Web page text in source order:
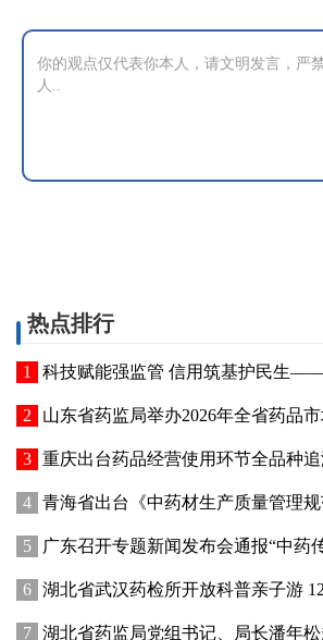
热点排行
科技赋能强监管 信用筑基护民生——山东冠县以智能管控提
山东省药监局举办2026年全省药品
重庆出台药品经营使用环节全品种追溯
青海省出台《中药材生产质量管理规范工作细则》 全
广东召开专题新闻发布会通报“中药传
湖北省武汉药检所开放科普亲子游 12组家
湖北省药监局党组书记、局长潘年松赴华中分中心专题调研全面从严治党工作 强